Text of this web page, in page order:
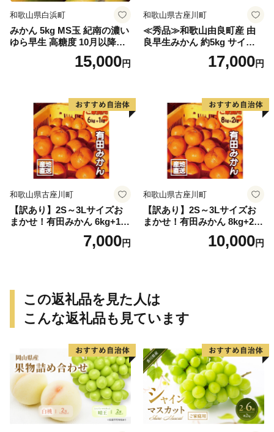
和歌山県白浜町
みかん 5kg MS玉 紀南の濃い
ゆら早生 高糖度 10月以降発
送 マルチ被覆栽培15,000円
和歌山県古座川町
≪秀品≫和歌山由良町産 由
良早生みかん 約5kg サイズお
まかせ【sml106C】17,000円
和歌山県古座川町
【訳あり】2S～3Lサイズお
まかせ！有田みかん 6kg+1kg
保証分 11月から12月下旬ま
でに順次発送致します。 / 訳
7,000円
和歌山県古座川町
【訳あり】2S～3Lサイズお
まかせ！有田みかん 8kg+2kg
保証分 11月から12月下旬ま
でに順次発送致します。 / 訳
10,000円
この返礼品を見た人は
こんな返礼品も見ています